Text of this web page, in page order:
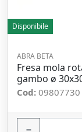
Disponibile
ABRA BETA
Fresa mola
gambo ø
Cod: 09807730
−